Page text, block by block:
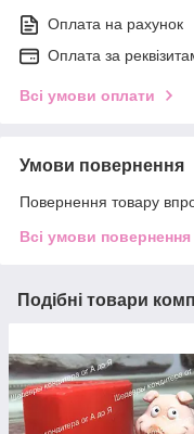
Оплата на рахунок
Оплата за
Всі умови оплати
Умови повернення
Повернення товару
Всі умови повернення
Подібні товари